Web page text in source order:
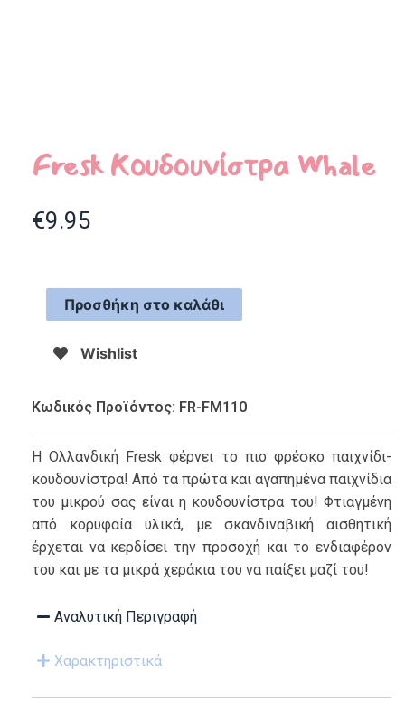
Fresk Κουδουνίστρα Whale
€9.95
Προσθήκη στο καλάθι
Wishlist
Κωδικός Προϊόντος: FR-FM110
Η Ολλανδική Fresk φέρνει το πιο φρέσκο παιχνίδι-
κουδουνίστρα! Από τα πρώτα και αγαπημένα παιχνίδια
του μικρού σας είναι η κουδουνίστρα του! Φτιαγμένη
από κορυφαία υλικά, με σκανδιναβική αισθητική
έρχεται να κερδίσει την προσοχή και το ενδιαφέρον
του και με τα μικρά χεράκια του να παίξει μαζί του!
Αναλυτική Περιγραφή
Χαρακτηριστικά